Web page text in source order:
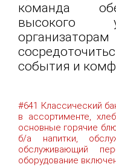
команда
высокого
события и
#641 Классический
в ассортименте,
основные горячие
б/а напитки,
обслуживающий
оборудование